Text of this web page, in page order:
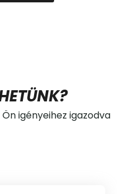
igényeihez igazodva